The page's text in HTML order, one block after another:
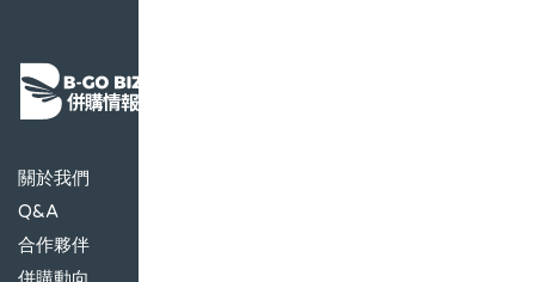
雷射(ulstrafast lasers)與放大器、光纖雷射、二極體固態
雷射(diode pumped solid lasers)等。MKS已結合雷射與
光學系統，推出用於PCB製造、基板處理、MLCC測試的
器。 併購Coherent有什麼好處？ MKS INSTRUMENTS
的雷射技術都是透過併購而來，依照目前的產品圖，
Coherent的產品有44%用於微電子的加工，其中包含半導
體的晶片檢測方案、以及用於先進封裝的精密立體製程、
關於我們
Q&A
合作夥伴